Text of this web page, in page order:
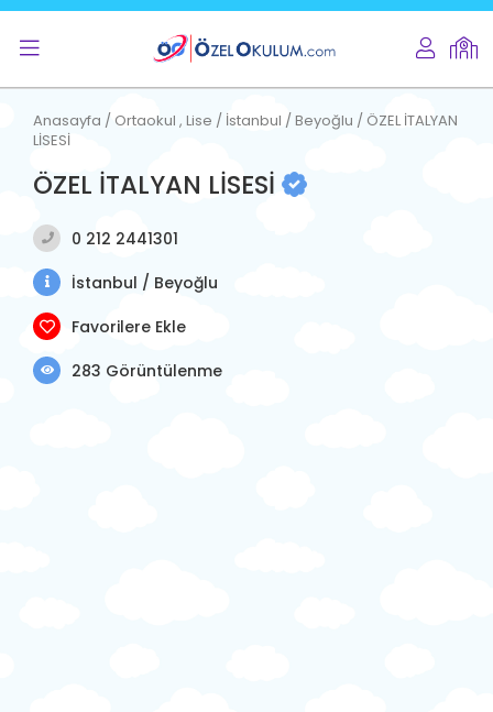
Anasayfa / Ortaokul , Lise / İstanbul / Beyoğlu / ÖZEL İTALYAN
LİSESİ
ÖZEL İTALYAN LİSESİ
0 212 2441301
İstanbul / Beyoğlu
Favorilere Ekle
283 Görüntülenme